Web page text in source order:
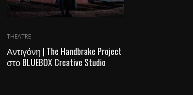
THEATRE
Αντιγόνη | The Handbrake Project
στο BLUEBOX Creative Studio